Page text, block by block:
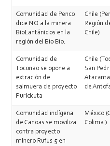
Comunidad de Penco
dice NO a la minera
BioLantánidos en la
región del Bío Bío.
Chile
Región
Chile)
Comunidad de
Toconao se opone a
extración de
salmuera de proyecto
Purickuta
Chile
San
de
Comunidad indígena
de Canoas se moviliza
contra proyecto
minero Rufus 5 en
México
Colima )